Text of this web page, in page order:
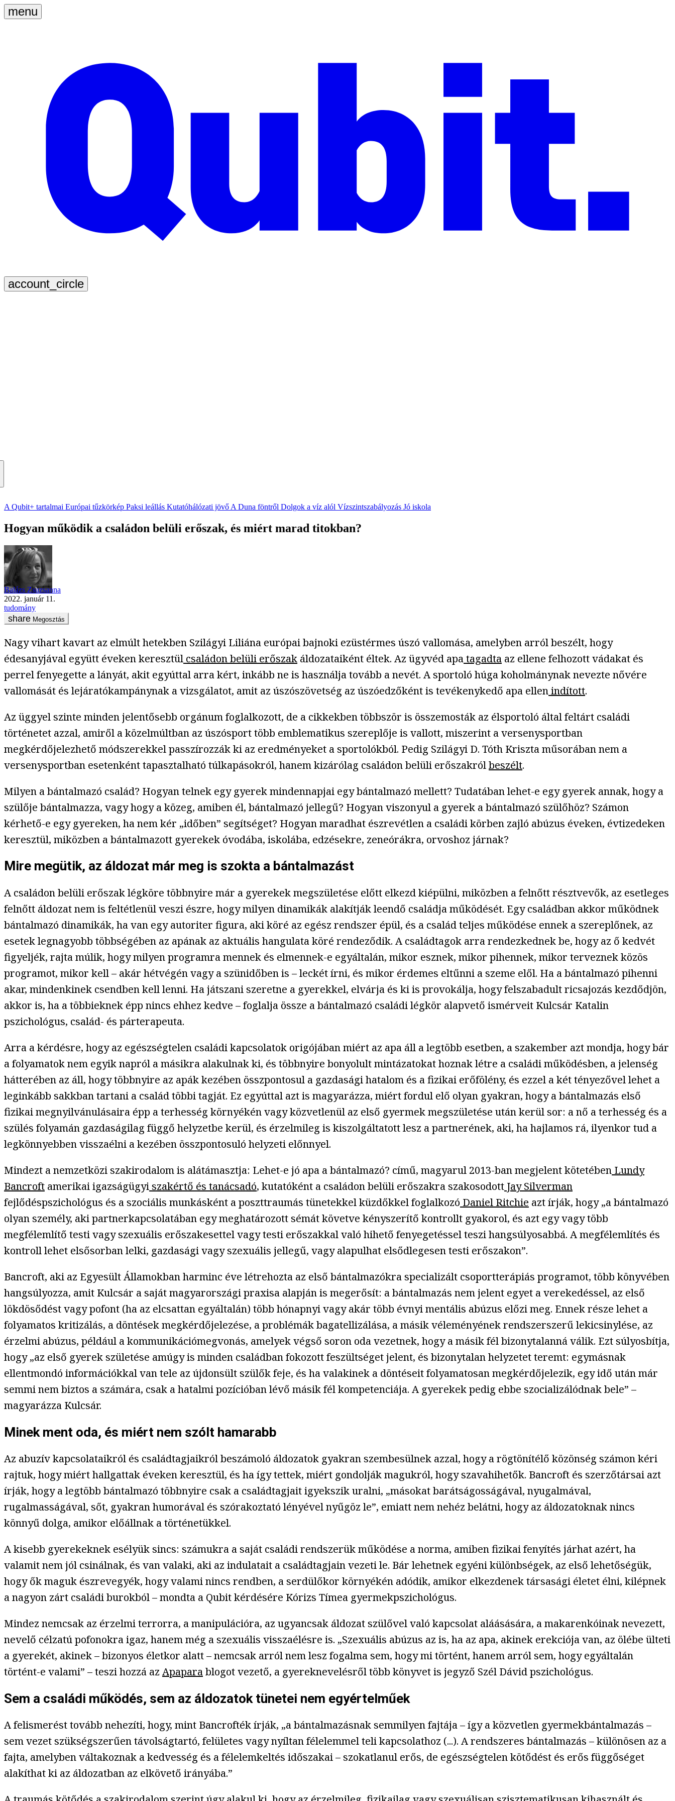
A Qubit+ tartalmai Európai tűzkörkép Paksi leállás Kutatóhálózati jövő A Duna föntről Dolgok a víz alól Vízszintszabályozás Jó iskola
Hogyan működik a családon belüli erőszak, és miért marad titokban?
Balázs Zsuzsanna
2022. január 11.
tudomány
Megosztás
Nagy vihart kavart az elmúlt hetekben Szilágyi Liliána európai bajnoki ezüstérmes úszó vallomása, amelyben arról beszélt, hogy
édesanyjával együtt éveken keresztül családon belüli erőszak áldozataiként éltek. Az ügyvéd apatagadta az ellene felhozott vádakat és
perrel fenyegette a lányát, akit egyúttal arra kért, inkább ne is használja tovább a nevét. A sportoló húga koholmánynak nevezte nővére
vallomását és lejáratókampánynak a vizsgálatot, amit az úszószövetség az úszóedzőként is tevékenykedő apa ellenindított.
Az üggyel szinte minden jelentősebb orgánum foglalkozott, de a cikkekben többször is összemosták az élsportoló által feltárt családi
történetet azzal, amiről a közelmúltban az úszósport több emblematikus szereplője is vallott, miszerint a versenysportban
megkérdőjelezhető módszerekkel passzírozzák ki az eredményeket a sportolókból. Pedig Szilágyi D. Tóth Kriszta műsorában nem a
versenysportban esetenként tapasztalható túlkapásokról, hanem kizárólag családon belüli erőszakrólbeszélt.
Milyen a bántalmazó család? Hogyan telnek egy gyerek mindennapjai egy bántalmazó mellett? Tudatában lehet-e egy gyerek annak, hogy a
szülője bántalmazza, vagy hogy a közeg, amiben él, bántalmazó jellegű? Hogyan viszonyul a gyerek a bántalmazó szülőhöz? Számon
kérhető-e egy gyereken, ha nem kér „időben” segítséget? Hogyan maradhat észrevétlen a családi körben zajló abúzus éveken, évtizedeken
keresztül, miközben a bántalmazott gyerekek óvodába, iskolába, edzésekre, zeneórákra, orvoshoz járnak?
Mire megütik, az áldozat már meg is szokta a bántalmazást
A családon belüli erőszak légköre többnyire már a gyerekek megszületése előtt elkezd kiépülni, miközben a felnőtt résztvevők, az esetleges
felnőtt áldozat nem is feltétlenül veszi észre, hogy milyen dinamikák alakítják leendő családja működését. Egy családban akkor működnek
bántalmazó dinamikák, ha van egy autoriter figura, aki köré az egész rendszer épül, és a család teljes működése ennek a szereplőnek, az
esetek legnagyobb többségében az apának az aktuális hangulata köré rendeződik. A családtagok arra rendezkednek be, hogy az ő kedvét
figyeljék, rajta múlik, hogy milyen programra mennek és elmennek-e egyáltalán, mikor esznek, mikor pihennek, mikor terveznek közös
programot, mikor kell – akár hétvégén vagy a szünidőben is – leckét írni, és mikor érdemes eltűnni a szeme elől. Ha a bántalmazó pihenni
akar, mindenkinek csendben kell lenni. Ha játszani szeretne a gyerekkel, elvárja és ki is provokálja, hogy felszabadult ricsajozás kezdődjön,
akkor is, ha a többieknek épp nincs ehhez kedve – foglalja össze a bántalmazó családi légkör alapvető ismérveit Kulcsár Katalin
pszichológus, család- és párterapeuta.
Arra a kérdésre, hogy az egészségtelen családi kapcsolatok origójában miért az apa áll a legtöbb esetben, a szakember azt mondja, hogy bár
a folyamatok nem egyik napról a másikra alakulnak ki, és többnyire bonyolult mintázatokat hoznak létre a családi működésben, a jelenség
hátterében az áll, hogy többnyire az apák kezében összpontosul a gazdasági hatalom és a fizikai erőfölény, és ezzel a két tényezővel lehet a
leginkább sakkban tartani a család többi tagját. Ez egyúttal azt is magyarázza, miért fordul elő olyan gyakran, hogy a bántalmazás első
fizikai megnyilvánulásaira épp a terhesség környékén vagy közvetlenül az első gyermek megszületése után kerül sor: a nő a terhesség és a
szülés folyamán gazdaságilag függő helyzetbe kerül, és érzelmileg is kiszolgáltatott lesz a partnerének, aki, ha hajlamos rá, ilyenkor tud a
legkönnyebben visszaélni a kezében összpontosuló helyzeti előnnyel.
Mindezt a nemzetközi szakirodalom is alátámasztja: Lehet-e jó apa a bántalmazó? című, magyarul 2013-ban megjelent kötetében Lundy
Bancroft amerikai igazságügyiszakértő és tanácsadó, kutatóként a családon belüli erőszakra szakosodott Jay Silverman
fejlődéspszichológus és a szociális munkásként a poszttraumás tünetekkel küzdőkkel foglalkozó Daniel Ritchie azt írják, hogy „a bántalmazó
olyan személy, aki partnerkapcsolatában egy meghatározott sémát követve kényszerítő kontrollt gyakorol, és azt egy vagy több
megfélemlítő testi vagy szexuális erőszakesettel vagy testi erőszakkal való hihető fenyegetéssel teszi hangsúlyosabbá. A megfélemlítés és
kontroll lehet elsősorban lelki, gazdasági vagy szexuális jellegű, vagy alapulhat elsődlegesen testi erőszakon”.
Bancroft, aki az Egyesült Államokban harminc éve létrehozta az első bántalmazókra specializált csoportterápiás programot, több könyvében
hangsúlyozza, amit Kulcsár a saját magyarországi praxisa alapján is megerősít: a bántalmazás nem jelent egyet a verekedéssel, az első
lökdösődést vagy pofont (ha az elcsattan egyáltalán) több hónapnyi vagy akár több évnyi mentális abúzus előzi meg. Ennek része lehet a
folyamatos kritizálás, a döntések megkérdőjelezése, a problémák bagatellizálása, a másik véleményének rendszerszerű lekicsinylése, az
érzelmi abúzus, például a kommunikációmegvonás, amelyek végső soron oda vezetnek, hogy a másik fél bizonytalanná válik. Ezt súlyosbítja,
hogy „az első gyerek születése amúgy is minden családban fokozott feszültséget jelent, és bizonytalan helyzetet teremt: egymásnak
ellentmondó információkkal van tele az újdonsült szülők feje, és ha valakinek a döntéseit folyamatosan megkérdőjelezik, egy idő után már
semmi nem biztos a számára, csak a hatalmi pozícióban lévő másik fél kompetenciája. A gyerekek pedig ebbe szocializálódnak bele” –
magyarázza Kulcsár.
Minek ment oda, és miért nem szólt hamarabb
Az abuzív kapcsolataikról és családtagjaikról beszámoló áldozatok gyakran szembesülnek azzal, hogy a rögtönítélő közönség számon kéri
rajtuk, hogy miért hallgattak éveken keresztül, és ha így tettek, miért gondolják magukról, hogy szavahihetők. Bancroft és szerzőtársai azt
írják, hogy a legtöbb bántalmazó többnyire csak a családtagjait igyekszik uralni, „másokat barátságosságával, nyugalmával,
rugalmasságával, sőt, gyakran humorával és szórakoztató lényével nyűgöz le”, emiatt nem nehéz belátni, hogy az áldozatoknak nincs
könnyű dolga, amikor előállnak a történetükkel.
A kisebb gyerekeknek esélyük sincs: számukra a saját családi rendszerük működése a norma, amiben fizikai fenyítés járhat azért, ha
valamit nem jól csinálnak, és van valaki, aki az indulatait a családtagjain vezeti le. Bár lehetnek egyéni különbségek, az első lehetőségük,
hogy ők maguk észrevegyék, hogy valami nincs rendben, a serdülőkor környékén adódik, amikor elkezdenek társasági életet élni, kilépnek
a nagyon zárt családi burokból – mondta a Qubit kérdésére Kórizs Tímea gyermekpszichológus.
Mindez nemcsak az érzelmi terrorra, a manipulációra, az ugyancsak áldozat szülővel való kapcsolat aláásására, a makarenkóinak nevezett,
nevelő célzatú pofonokra igaz, hanem még a szexuális visszaélésre is. „Szexuális abúzus az is, ha az apa, akinek erekciója van, az ölébe ülteti
a gyerekét, akinek – bizonyos életkor alatt – nemcsak arról nem lesz fogalma sem, hogy mi történt, hanem arról sem, hogy egyáltalán
történt-e valami” – teszi hozzá az Apaparablogot vezető, a gyereknevelésről több könyvet is jegyző Szél Dávid pszichológus.
Sem a családi működés, sem az áldozatok tünetei nem egyértelműek
A felismerést tovább nehezíti, hogy, mint Bancrofték írják, „a bántalmazásnak semmilyen fajtája – így a közvetlen gyermekbántalmazás –
sem vezet szükségszerűen távolságtartó, felületes vagy nyíltan félelemmel teli kapcsolathoz (...). A rendszeres bántalmazás – különösen az a
fajta, amelyben váltakoznak a kedvesség és a félelemkeltés időszakai – szokatlanul erős, de egészségtelen kötődést és erős függőséget
alakíthat ki az áldozatban az elkövető irányába.”